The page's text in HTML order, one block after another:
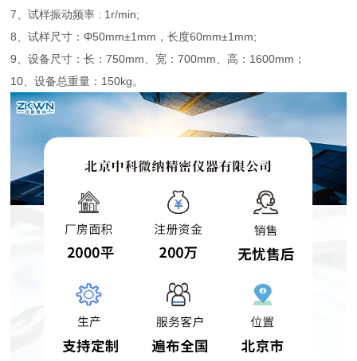
7、试样振动频率 : 1r/min;
8、试样尺寸：Φ50mm±1mm，长度60mm±1mm;
9、设备尺寸：长：750mm、宽：700mm、高：1600mm；
10、设备总重量：150kg。